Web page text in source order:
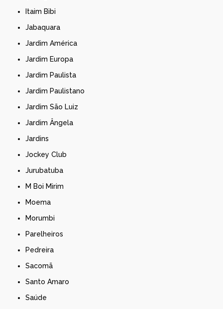
Itaim Bibi
Jabaquara
Jardim América
Jardim Europa
Jardim Paulista
Jardim Paulistano
Jardim São Luiz
Jardim Ângela
Jardins
Jockey Club
Jurubatuba
M Boi Mirim
Moema
Morumbi
Parelheiros
Pedreira
Sacomã
Santo Amaro
Saúde